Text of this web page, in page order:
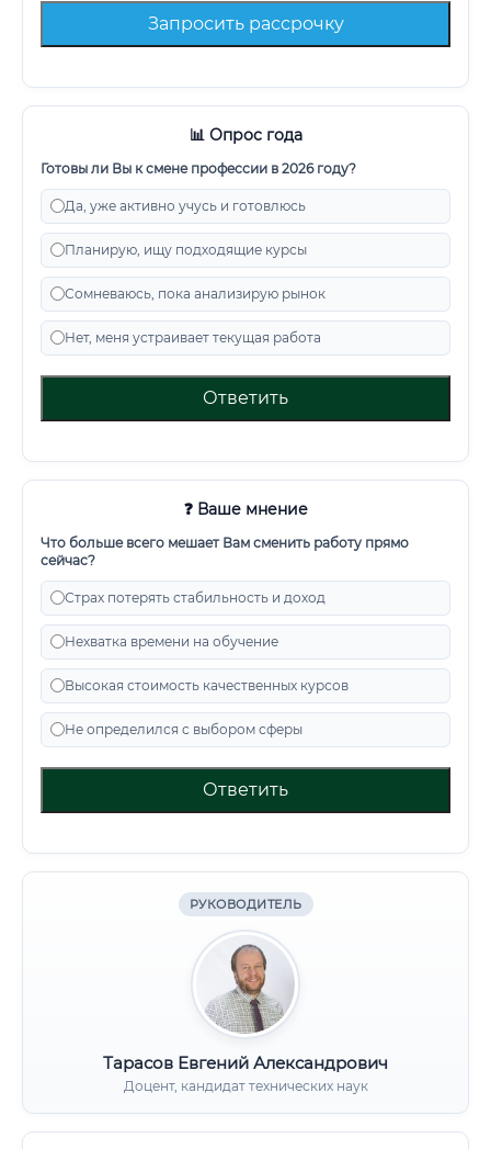
Запросить рассрочку
📊 Опрос года
Готовы ли Вы к смене профессии в 2026 году?
Да, уже активно учусь и готовлюсь
Планирую, ищу подходящие курсы
Сомневаюсь, пока анализирую рынок
Нет, меня устраивает текущая работа
Ответить
❓ Ваше мнение
Что больше всего мешает Вам сменить работу прямо
сейчас?
Страх потерять стабильность и доход
Нехватка времени на обучение
Высокая стоимость качественных курсов
Не определился с выбором сферы
Ответить
РУКОВОДИТЕЛЬ
Тарасов Евгений Александрович
Доцент, кандидат технических наук